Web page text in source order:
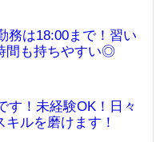
は18:00まで！習い
間も持ちやすい◎
す！未経験OK！日々
ルを磨けます！